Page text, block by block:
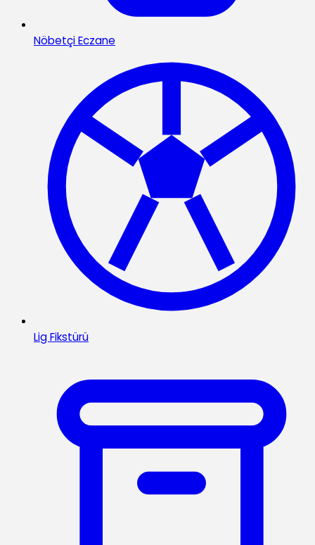
Nöbetçi Eczane
Lig Fikstürü